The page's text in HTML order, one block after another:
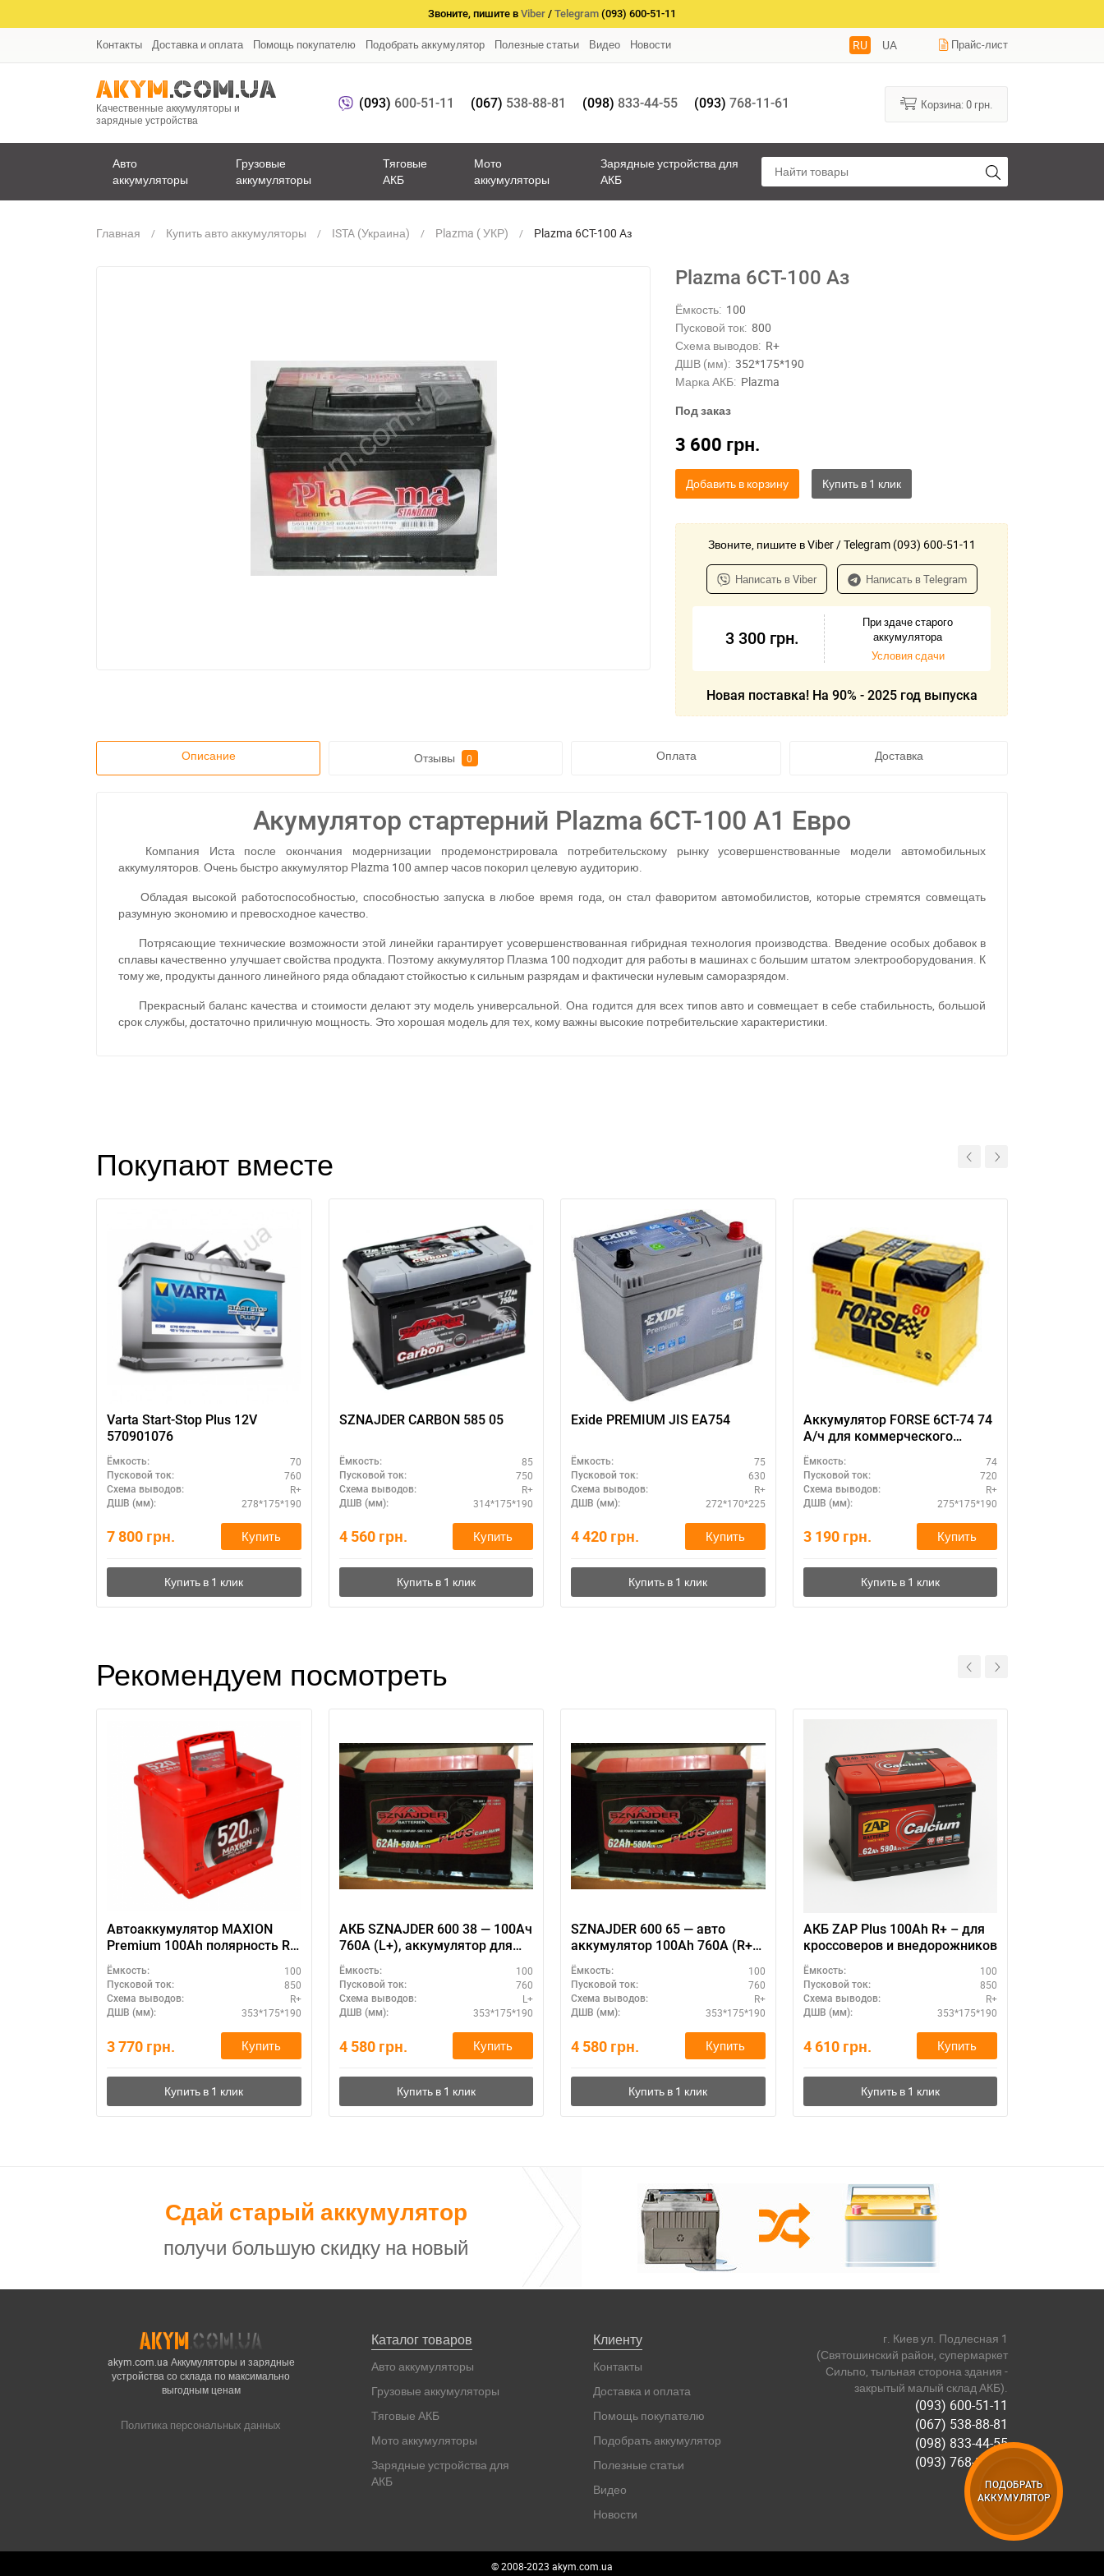
Звоните, пишите в Viber / Telegram (093) 600-51-11
Контакты Доставка и оплата Помощь покупателю Подобрать аккумулятор Полезные статьи Видео Новости RU UA Прайс-лист
Качественные аккумуляторы и
зарядные устройства
(093) 600-51-11 (067) 538-88-81 (098) 833-44-55 (093) 768-11-61 Корзина:0 грн.
Авто
аккумуляторы
Грузовые
аккумуляторы
Тяговые
АКБ
Мото
аккумуляторы
Зарядные устройства для
АКБ
Главная Купить авто аккумуляторы ISTA (Украина) Plazma ( УКР) Plazma 6CT-100 Aз
Plazma 6CT-100 Aз
Ёмкость: 100
Пусковой ток: 800
Схема выводов: R+
ДШВ (мм): 352*175*190
Марка АКБ: Plazma
Под заказ
3 600 грн.
Добавить в корзину
Звоните, пишите в Viber / Telegram (093) 600-51-11
Написать в Viber Написать в Telegram
3 300 грн.
При здаче старого
аккумулятора
Условия сдачи
Новая поставка! На 90% - 2025 год выпуска
Описание Отзывы 0 Оплата Доставка
Акумулятор стартерний Plazma 6СТ-100 А1 Eвро
Компания Иста после окончания модернизации продемонстрировала потребительскому рынку усовершенствованные модели автомобильных
аккумуляторов. Очень быстро аккумулятор Plazma 100 ампер часов покорил целевую аудиторию.
Обладая высокой работоспособностью, способностью запуска в любое время года, он стал фаворитом автомобилистов, которые стремятся совмещать
разумную экономию и превосходное качество.
Потрясающие технические возможности этой линейки гарантирует усовершенствованная гибридная технология производства. Введение особых добавок в
сплавы качественно улучшает свойства продукта. Поэтому аккумулятор Плазма 100 подходит для работы в машинах с большим штатом электрооборудования. К
тому же, продукты данного линейного ряда обладают стойкостью к сильным разрядам и фактически нулевым саморазрядом.
Прекрасный баланс качества и стоимости делают эту модель универсальной. Она годится для всех типов авто и совмещает в себе стабильность, большой
срок службы, достаточно приличную мощность. Это хорошая модель для тех, кому важны высокие потребительские характеристики.
Покупают вместе
Varta Start-Stop Plus 12V
570901076
Ёмкость: 70
Пусковой ток: 760
Схема выводов: R+
ДШВ (мм): 278*175*190
7 800 грн. Купить
SZNAJDER CARBON 585 05
Ёмкость: 85
Пусковой ток: 750
Схема выводов: R+
ДШВ (мм): 314*175*190
4 560 грн. Купить
Exide PREMIUM JIS EA754
Ёмкость: 75
Пусковой ток: 630
Схема выводов: R+
ДШВ (мм): 272*170*225
4 420 грн. Купить
Аккумулятор FORSE 6СТ-74 74
А/ч для коммерческого
транспорта
Ёмкость: 74
Пусковой ток: 720
Схема выводов: R+
ДШВ (мм): 275*175*190
3 190 грн. Купить
Рекомендуем посмотреть
Автоаккумулятор MAXION
Premium 100Ah полярность R+
– зимний пуск
Ёмкость: 100
Пусковой ток: 850
Схема выводов: R+
ДШВ (мм): 353*175*190
3 770 грн. Купить
АКБ SZNAJDER 600 38 — 100Ач
760А (L+), аккумулятор для
дизеля, высокие нагрузки
Ёмкость: 100
Пусковой ток: 760
Схема выводов: L+
ДШВ (мм): 353*175*190
4 580 грн. Купить
SZNAJDER 600 65 — авто
аккумулятор 100Ah 760A (R+),
максимальная мощность 12V
Ёмкость: 100
Пусковой ток: 760
Схема выводов: R+
ДШВ (мм): 353*175*190
4 580 грн. Купить
АКБ ZAP Plus 100Ah R+ – для
кроссоверов и внедорожников
Ёмкость: 100
Пусковой ток: 850
Схема выводов: R+
ДШВ (мм): 353*175*190
4 610 грн. Купить
Сдай старый аккумулятор
получи большую скидку на новый
akym.com.ua Аккумуляторы и зарядные
устройства со склада по максимально
выгодным ценам
Политика персональных данных
Каталог товаров
Авто аккумуляторы
Грузовые аккумуляторы
Тяговые АКБ
Мото аккумуляторы
Зарядные устройства для
АКБ
Клиенту
Контакты
Доставка и оплата
Помощь покупателю
Подобрать аккумулятор
Полезные статьи
Видео
Новости
г. Киев ул. Подлесная 1
(Святошинский район, супермаркет
Сильпо, тыльная сторона здания -
закрытый малый склад АКБ).
(093) 600-51-11
(067) 538-88-81
(098) 833-44-55
(093) 768-11-61
© 2008-2023 akym.com.ua
ПОДОБРАТЬ
АККУМУЛЯТОР
При отсутствии связи - пишите, звоните в Viber / Telegram (093) 600-51-11
Написать в Viber Написать в Telegram